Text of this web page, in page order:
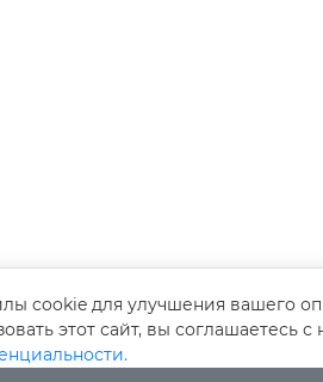
cookie для улучшения вашего
этот сайт, вы соглашаетесь